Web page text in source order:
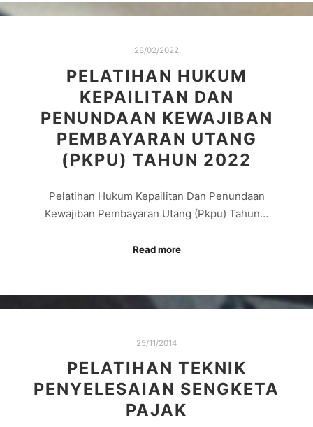
28/02/2022
PELATIHAN HUKUM
KEPAILITAN DAN
PENUNDAAN KEWAJIBAN
PEMBAYARAN UTANG
(PKPU) TAHUN 2022
Pelatihan Hukum Kepailitan Dan Penundaan
Kewajiban Pembayaran Utang (Pkpu) Tahun…
Read more
25/11/2014
PELATIHAN TEKNIK
PENYELESAIAN SENGKETA
PAJAK